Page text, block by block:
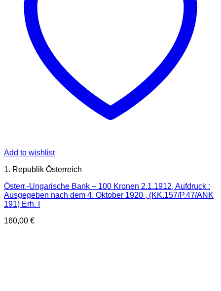
Add to wishlist
1. Republik Österreich
Österr.-Ungarische Bank – 100 Kronen 2.1.1912, Aufdruck :
Ausgegeben nach dem 4. Oktober 1920 , (KK.157/P.47/ANK
191) Erh. I
160,00 €